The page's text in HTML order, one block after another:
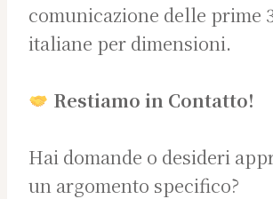
comunicazione delle prime
italiane per dimensioni.
Restiamo in Contatto!
Hai domande o desideri
un argomento specifico?